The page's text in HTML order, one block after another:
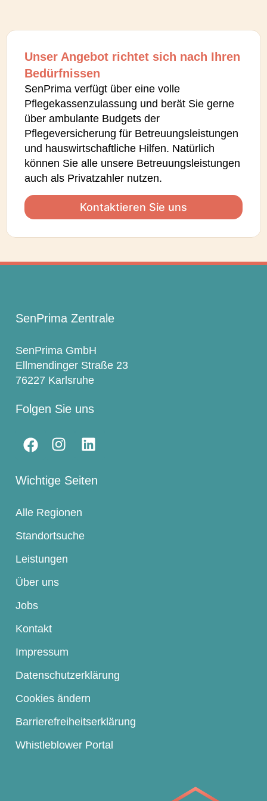
Unser Angebot richtet sich nach Ihren
Bedürfnissen
SenPrima verfügt über eine volle
Pflegekassenzulassung und berät Sie gerne
über ambulante Budgets der
Pflegeversicherung für Betreuungsleistungen
und hauswirtschaftliche Hilfen. Natürlich
können Sie alle unsere Betreuungsleistungen
auch als Privatzahler nutzen.
Kontaktieren Sie uns
SenPrima Zentrale
SenPrima GmbH
Ellmendinger Straße 23
76227 Karlsruhe
Folgen Sie uns
Wichtige Seiten
Alle Regionen
Standortsuche
Leistungen
Über uns
Jobs
Kontakt
Impressum
Datenschutzerklärung
Cookies ändern
Barrierefreiheitserklärung
Whistleblower Portal